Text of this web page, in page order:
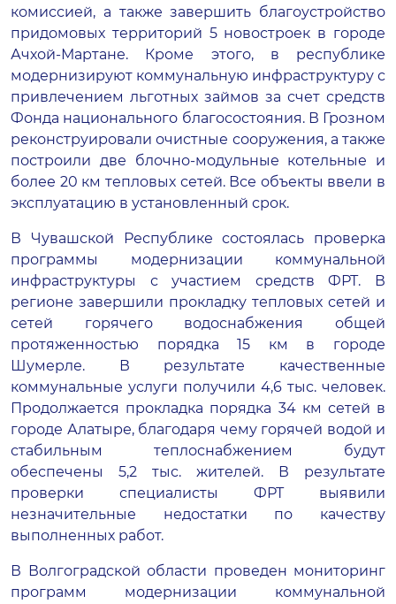
комиссией, а также завершить благоустройство
придомовых территорий 5 новостроек в городе
Ачхой-Мартане. Кроме этого, в республике
модернизируют коммунальную инфраструктуру с
привлечением льготных займов за счет средств
Фонда национального благосостояния. В Грозном
реконструировали очистные сооружения, а также
построили две блочно-модульные котельные и
более 20 км тепловых сетей. Все объекты ввели в
эксплуатацию в установленный срок.
В Чувашской Республике состоялась проверка
программы модернизации коммунальной
инфраструктуры с участием средств ФРТ. В
регионе завершили прокладку тепловых сетей и
сетей горячего водоснабжения общей
протяженностью порядка 15 км в городе
Шумерле. В результате качественные
коммунальные услуги получили 4,6 тыс. человек.
Продолжается прокладка порядка 34 км сетей в
городе Алатыре, благодаря чему горячей водой и
стабильным теплоснабжением будут
обеспечены 5,2 тыс. жителей. В результате
проверки специалисты ФРТ выявили
незначительные недостатки по качеству
выполненных работ.
В Волгоградской области проведен мониторинг
программ модернизации коммунальной